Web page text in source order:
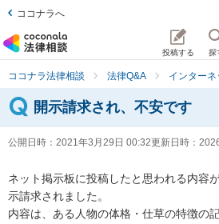
ココナラへ
投稿する 探
ココナラ法律相談 法律Q&A インター
開示請求され、不安です
公開日時： 2021年3月29日 00:32更新日時：
ネット掲示板に投稿したと思われる内容
示請求されました。
内容は、ある人物の体格・仕草の特徴の